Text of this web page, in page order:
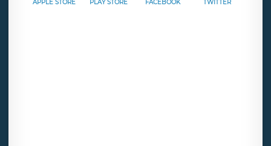
APPLE STORE PLAY STORE FACEBOOK TWITTER